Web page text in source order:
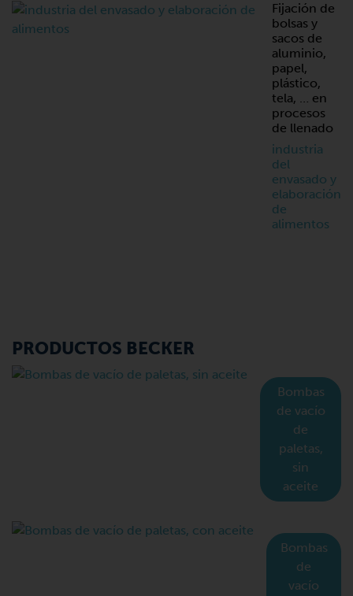
Fijación de
bolsas y
sacos de
aluminio,
papel,
plástico,
tela, … en
procesos
de llenado
industria
del
envasado y
elaboración
de
alimentos
PRODUCTOS BECKER
Bombas
de vacío
de
paletas,
sin
aceite
Bombas
de
vacío